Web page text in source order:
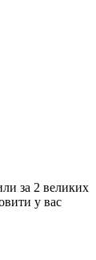
за 2 великих
у вас